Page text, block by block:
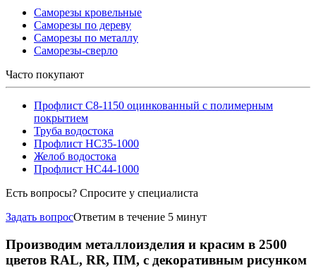
Саморезы кровельные
Саморезы по дереву
Саморезы по металлу
Саморезы-сверло
Часто покупают
Профлист С8-1150 оцинкованный с полимерным
покрытием
Труба водостока
Профлист НС35-1000
Желоб водостока
Профлист НС44-1000
Есть вопросы? Спросите у специалиста
Задать вопросОтветим в течение 5 минут
Производим металлоизделия и красим в 2500
цветов RAL, RR, ПМ, с декоративным рисунком